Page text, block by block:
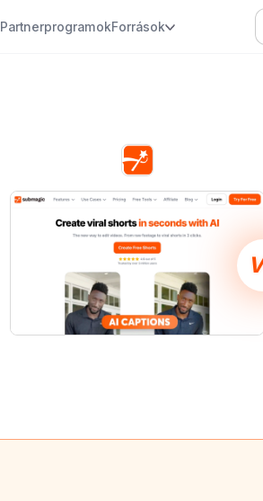
PartnerprogramokForrások